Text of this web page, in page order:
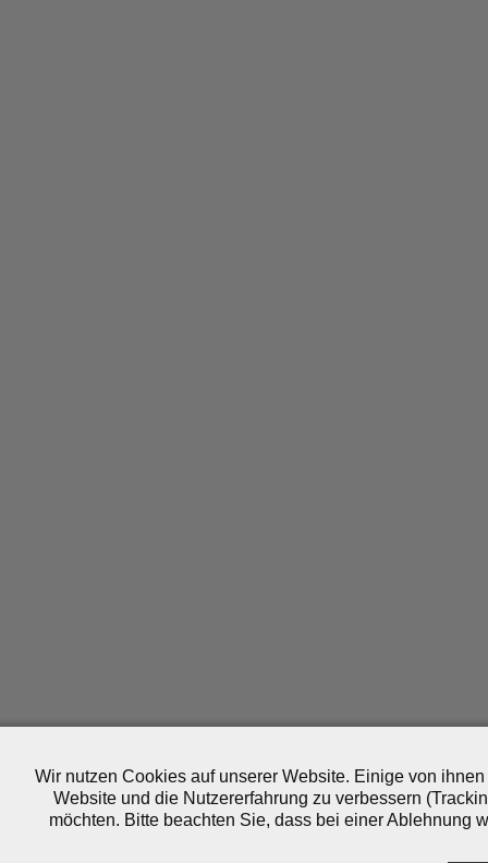
Wir nutzen Cookies auf unserer Website. Einige von
Website und die Nutzererfahrung zu verbessern
möchten. Bitte beachten Sie, dass bei einer Ablehnung